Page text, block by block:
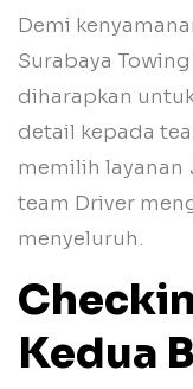
Demi
Surabaya
diharapkan
detail kepada
memilih layanan
team Driver
menyeluruh.
Kedua